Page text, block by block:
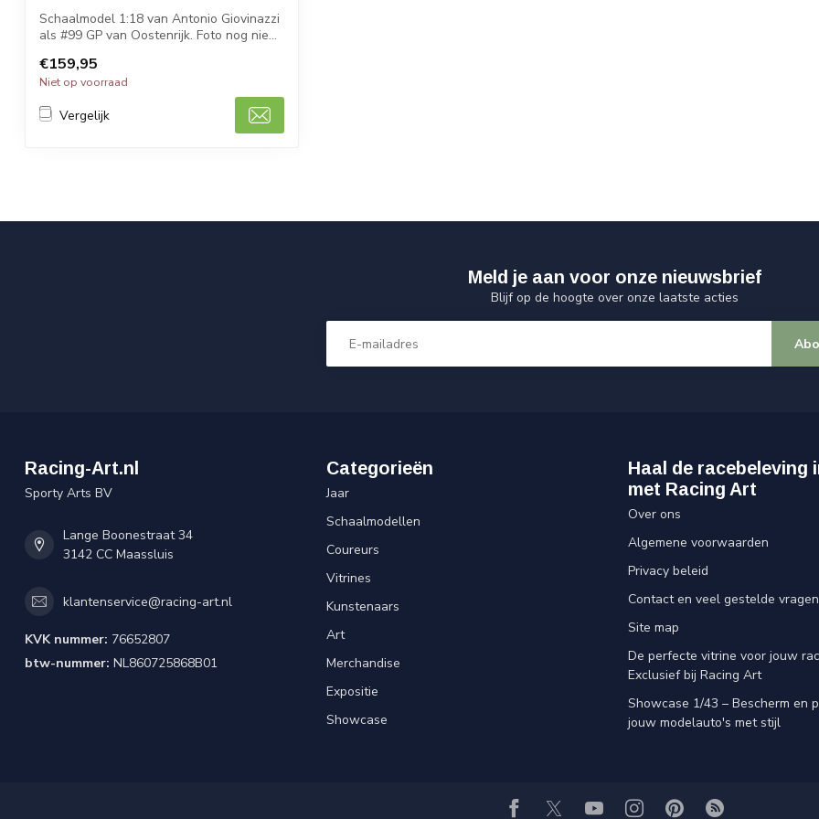
Schaalmodel 1:18 van Antonio Giovinazzi
als #99 GP van Oostenrijk. Foto nog nie...
€159,95
Niet op voorraad
Vergelijk
Meld je aan voor onze nieuwsbrief
Blijf op de hoogte over onze laatste acties
Racing-Art.nl
Sporty Arts BV
Lange Boonestraat 34
3142 CC Maassluis
klantenservice@racing-art.nl
KVK nummer: 76652807
btw-nummer: NL860725868B01
Categorieën
Jaar
Schaalmodellen
Coureurs
Vitrines
Kunstenaars
Art
Merchandise
Expositie
Showcase
Haal de racebeleving
met Racing Art
Over ons
Algemene voorwaarden
Privacy beleid
Contact en veel gestelde vragen
Site map
De perfecte vitrine voor jouw
Exclusief bij Racing Art
Showcase 1/43 – Bescherm en
jouw modelauto's met stijl